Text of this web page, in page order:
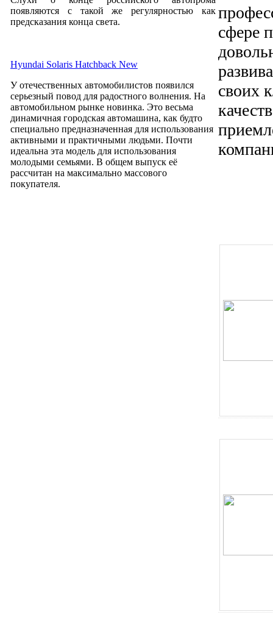
появляются с такой же регулярностью как
предсказания конца света.
Hyundai Solaris Hatchback New
У отечественных автомобилистов появился
серьезный повод для радостного волнения. На
автомобильном рынке новинка. Это весьма
динамичная городская автомашина, как будто
специально предназначенная для использования
активными и практичными людьми. Почти
идеальна эта модель для использования
молодыми семьями. В общем выпуск её
рассчитан на максимально массового
покупателя.
сфере
своих